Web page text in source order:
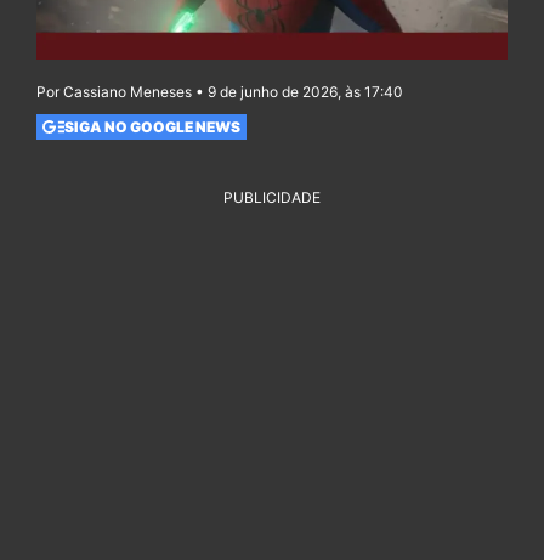
Por Cassiano Meneses • 9 de junho de 2026, às 17:40
SIGA NO GOOGLE NEWS
PUBLICIDADE